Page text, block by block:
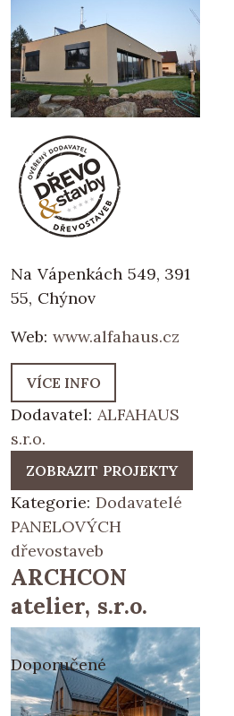
Na Vápenkách 549, 391
55, Chýnov
Web: www.alfahaus.cz
VÍCE INFO
Dodavatel: ALFAHAUS
s.r.o.
ZOBRAZIT PROJEKTY
Kategorie: Dodavatelé
PANELOVÝCH
dřevostaveb
ARCHCON
atelier, s.r.o.
Doporučené